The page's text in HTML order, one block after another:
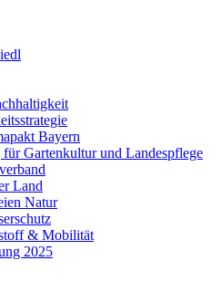
Bayern
Gartenkultur und Landespflege
Land
Natur
& Mobilität
2025